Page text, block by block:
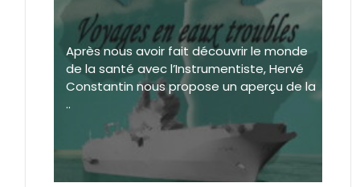
Après nous avoir fait découvrir le monde
de la santé avec l’Instrumentiste, Hervé
Constantin nous propose un aperçu de la
..